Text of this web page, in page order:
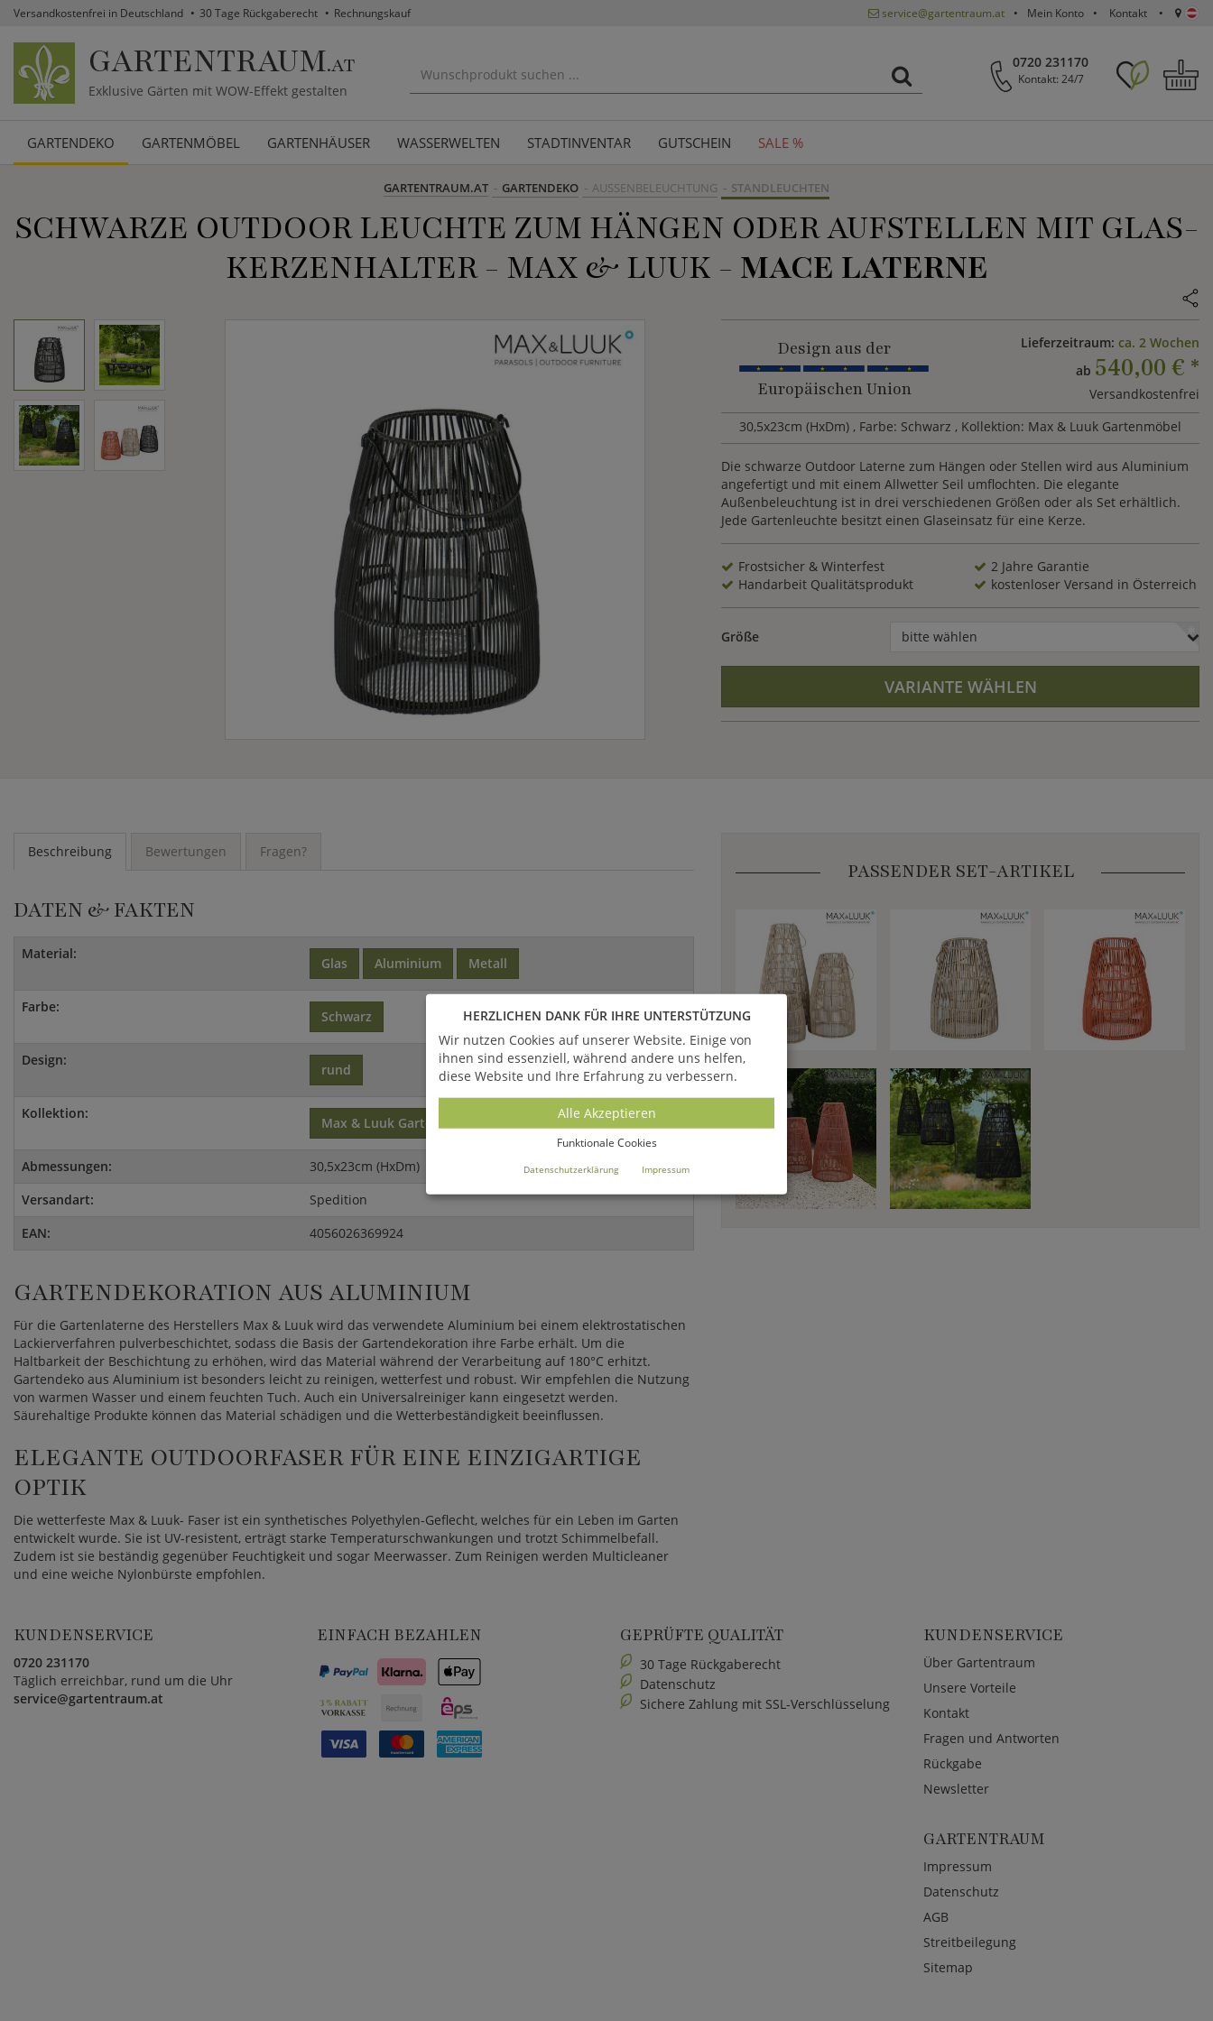
Versandkostenfrei in Deutschland 30 Tage Rückgaberecht Rechnungskauf service@gartentraum.at Mein Konto Kontakt
GARTENTRAUM.AT
Exklusive Gärten mit WOW-Effekt gestalten
0720 231170
Kontakt: 24/7
GARTENDEKO GARTENMÖBEL GARTENHÄUSER WASSERWELTEN STADTINVENTAR GUTSCHEIN SALE %
GARTENTRAUM.AT GARTENDEKO AUSSENBELEUCHTUNG STANDLEUCHTEN
SCHWARZE OUTDOOR LEUCHTE ZUM HÄNGEN ODER AUFSTELLEN MIT GLAS-
KERZENHALTER - MAX & LUUK - MACE LATERNE
Design aus der
Europäischen Union
Lieferzeitraum: ca. 2 Wochen
ab 540,00 € *
Versandkostenfrei
30,5x23cm (HxDm) , Farbe: Schwarz , Kollektion: Max & Luuk Gartenmöbel
Die schwarze Outdoor Laterne zum Hängen oder Stellen wird aus Aluminium
angefertigt und mit einem Allwetter Seil umflochten. Die elegante
Außenbeleuchtung ist in drei verschiedenen Größen oder als Set erhältlich.
Jede Gartenleuchte besitzt einen Glaseinsatz für eine Kerze.
Frostsicher & Winterfest
2 Jahre Garantie
Handarbeit Qualitätsprodukt
kostenloser Versand in Österreich
Größe bitte wählen
VARIANTE WÄHLEN
Beschreibung Bewertungen Fragen?
DATEN & FAKTEN
Material:
Glas Aluminium Metall
Farbe:
Schwarz
Design:
rund
Kollektion:
Max & Luuk Gartenmöbel
Abmessungen:
30,5x23cm (HxDm)
Versandart:
Spedition
EAN:
4056026369924
GARTENDEKORATION AUS ALUMINIUM
Für die Gartenlaterne des Herstellers Max & Luuk wird das verwendete Aluminium bei einem elektrostatischen
Lackierverfahren pulverbeschichtet, sodass die Basis der Gartendekoration ihre Farbe erhält. Um die
Haltbarkeit der Beschichtung zu erhöhen, wird das Material während der Verarbeitung auf 180°C erhitzt.
Gartendeko aus Aluminium ist besonders leicht zu reinigen, wetterfest und robust. Wir empfehlen die Nutzung
von warmen Wasser und einem feuchten Tuch. Auch ein Universalreiniger kann eingesetzt werden.
Säurehaltige Produkte können das Material schädigen und die Wetterbeständigkeit beeinflussen.
ELEGANTE OUTDOORFASER FÜR EINE EINZIGARTIGE
OPTIK
Die wetterfeste Max & Luuk- Faser ist ein synthetisches Polyethylen-Geflecht, welches für ein Leben im Garten
entwickelt wurde. Sie ist UV-resistent, erträgt starke Temperaturschwankungen und trotzt Schimmelbefall.
Zudem ist sie beständig gegenüber Feuchtigkeit und sogar Meerwasser. Zum Reinigen werden Multicleaner
und eine weiche Nylonbürste empfohlen.
PASSENDER SET-ARTIKEL
KUNDENSERVICE
0720 231170
Täglich erreichbar, rund um die Uhr
service@gartentraum.at
EINFACH BEZAHLEN GEPRÜFTE QUALITÄT
30 Tage Rückgaberecht
Datenschutz
Sichere Zahlung mit SSL-Verschlüsselung
KUNDENSERVICE
Über Gartentraum
Unsere Vorteile
Kontakt
Fragen und Antworten
Rückgabe
Newsletter
GARTENTRAUM
Impressum
Datenschutz
AGB
Streitbeilegung
Sitemap
HERZLICHEN DANK FÜR IHRE UNTERSTÜTZUNG
Wir nutzen Cookies auf unserer Website. Einige von
ihnen sind essenziell, während andere uns helfen,
diese Website und Ihre Erfahrung zu verbessern.
Alle Akzeptieren
Funktionale Cookies
Datenschutzerklärung Impressum